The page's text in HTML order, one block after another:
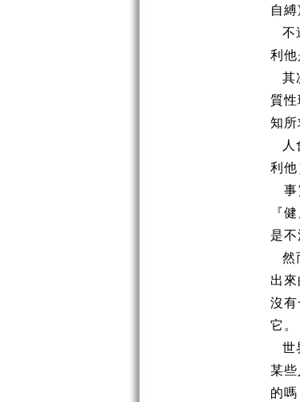
自
不
利
其
質
知所
人
利他
事
『
是
然
出
沒
它。
世
某
的